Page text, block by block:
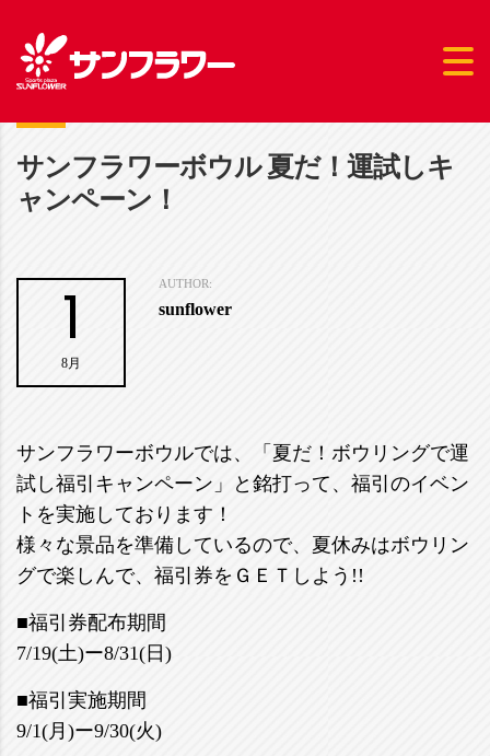
サンフラワーボウル 夏だ！運試しキ
ャンペーン！
1
8月
AUTHOR:
sunflower
サンフラワーボウルでは、「夏だ！ボウリングで運
試し福引キャンペーン」と銘打って、福引のイベン
トを実施しております！
様々な景品を準備しているので、夏休みはボウリン
グで楽しんで、福引券をＧＥＴしよう!!
■福引券配布期間
7/19(土)ー8/31(日)
■福引実施期間
9/1(月)ー9/30(火)